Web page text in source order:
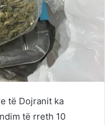
të Dojranit ka
të rreth 10